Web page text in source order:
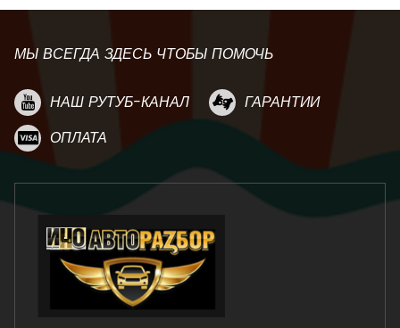
МЫ ВСЕГДА ЗДЕСЬ ЧТОБЫ ПОМОЧЬ
НАШ РУТУБ-КАНАЛ
ГАРАНТИИ
ОПЛАТА